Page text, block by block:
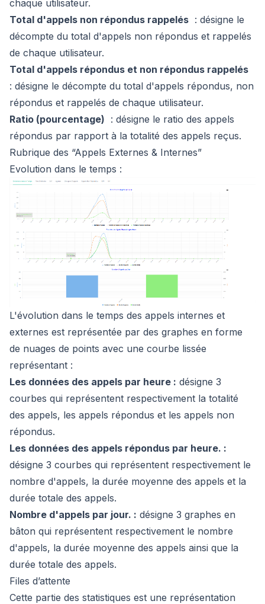
chaque utilisateur.
Total d'appels non répondus rappelés : désigne le
décompte du total d'appels non répondus et rappelés
de chaque utilisateur.
Total d'appels répondus et non répondus rappelés
: désigne le décompte du total d'appels répondus, non
répondus et rappelés de chaque utilisateur.
Ratio (pourcentage) : désigne le ratio des appels
répondus par rapport à la totalité des appels reçus.
Rubrique des “Appels Externes & Internes”
Evolution dans le temps :
L'évolution dans le temps des appels internes et
externes est représentée par des graphes en forme
de nuages de points avec une courbe lissée
représentant :
Les données des appels par heure : désigne 3
courbes qui représentent respectivement la totalité
des appels, les appels répondus et les appels non
répondus.
Les données des appels répondus par heure. :
désigne 3 courbes qui représentent respectivement le
nombre d'appels, la durée moyenne des appels et la
durée totale des appels.
Nombre d'appels par jour. : désigne 3 graphes en
bâton qui représentent respectivement le nombre
d'appels, la durée moyenne des appels ainsi que la
durée totale des appels.
Files d’attente
Cette partie des statistiques est une représentation